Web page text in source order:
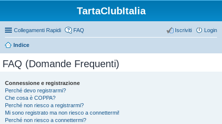
TartaClubItalia
Collegamenti Rapidi FAQ Login
Iscriviti
Indice
FAQ (Domande Frequenti)
Connessione e registrazione
Perché devo registrarmi?
Che cosa è COPPA?
Perché non riesco a registrarmi?
Mi sono registrato ma non riesco a connettermi!
Perché non riesco a connettermi?